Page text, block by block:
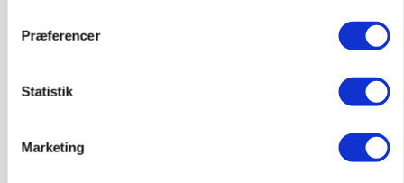
Præferencer
Statistik
Marketing